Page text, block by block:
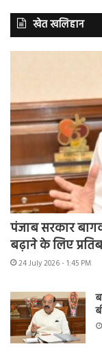
खेत खलिहान
पंजाब सरकार
बढ़ाने के लिए
24 July 2026 - 1:45 PM